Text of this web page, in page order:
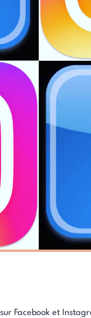
Facebook et